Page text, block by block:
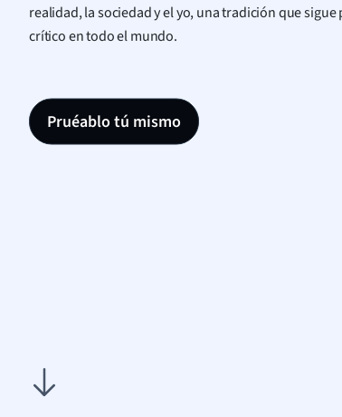
realidad, la sociedad y el yo, una tradición que
crítico en todo el mundo.
Pruéablo tú mismo